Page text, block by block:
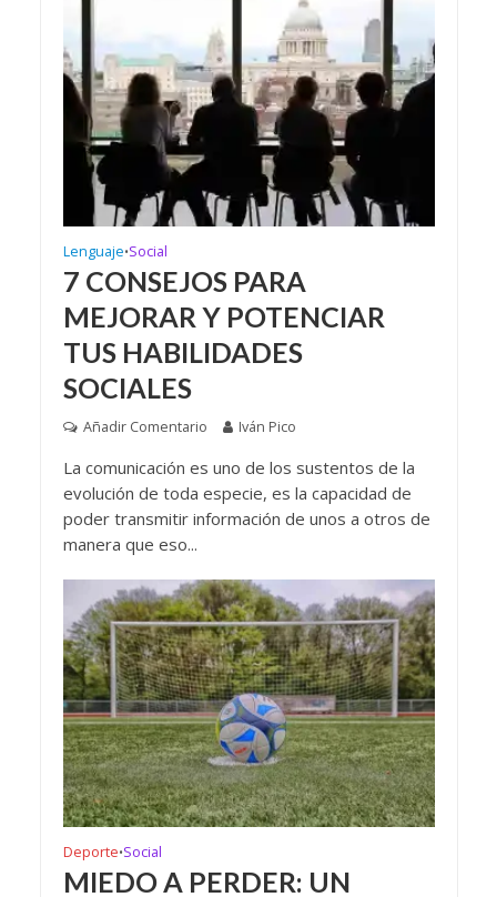
Lenguaje•Social
7 CONSEJOS PARA
MEJORAR Y POTENCIAR
TUS HABILIDADES
SOCIALES
Añadir Comentario Iván Pico
La comunicación es uno de los sustentos de la
evolución de toda especie, es la capacidad de
poder transmitir información de unos a otros de
manera que eso...
Deporte•Social
MIEDO A PERDER: UN